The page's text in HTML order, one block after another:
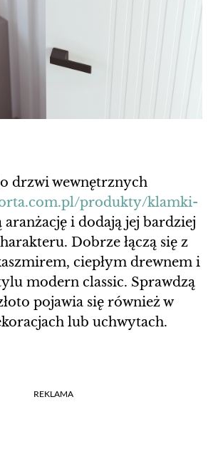
drzwi wewnętrznych
produkty/klamki-
aranżację i dodają jej bardziej
Dobrze łączą się z
ciepłym drewnem i
modern classic. Sprawdzą
pojawia się również w
lub uchwytach.
REKLAMA